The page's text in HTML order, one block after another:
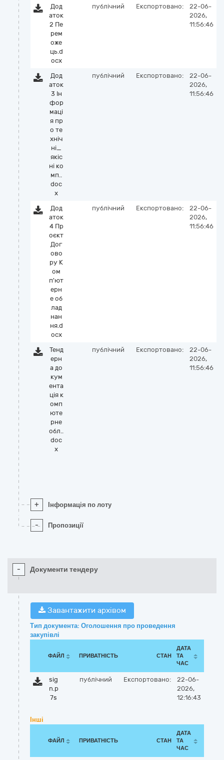
Дод
аток
2 Пе
рем
оже
ць.d
ocx
публічний Експортовано:
22-06-
2026,
11:56:46
Дод
аток
3 Ін
фор
маці
я пр
о те
хніч
ні_
якіс
ні ко
мп..
doc
x
публічний Експортовано:
22-06-
2026,
11:56:46
Дод
аток
4 Пр
оєкт
Дог
ово
ру К
ом
п'ют
ерн
е об
лад
нан
ня.d
ocx
публічний Експортовано:
22-06-
2026,
11:56:46
Тенд
ерн
а до
кум
ента
ція к
омп
юте
рне
обл..
doc
x
публічний Експортовано:
22-06-
2026,
11:56:46
+ Інформація по лоту
- Пропозиції
- Документи тендеру
Завантажити архівом
Тип документа: Оголошення про проведення
закупівлі
ФАЙЛ ПРИВАТНІСТЬ СТАН
ДАТА
ТА
ЧАС
sig
n.p
7s
публічний Експортовано:
22-06-
2026,
12:16:43
Інші
ФАЙЛ ПРИВАТНІСТЬ СТАН
ДАТА
ТА
ЧАС